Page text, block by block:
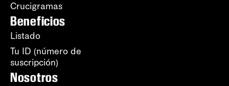
Crucigramas
Beneficios
Listado
Tu ID (número de
suscripción)
Nosotros